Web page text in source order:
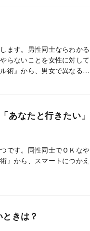
ます。男性同士ならわかる
らないことを女性に対して
術』から、男女で異なる褒
あなたと行きたい」
です。同性同士でＯＫなや
』から、スマートにつかえ
きは？